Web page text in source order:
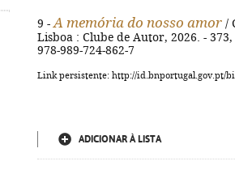
9 - A memória do nosso amor /
Lisboa : Clube de Autor, 2026. -
978-989-724-862-7
Link persistente: http://id.bnportugal.gov.pt/
ADICIONAR À LISTA